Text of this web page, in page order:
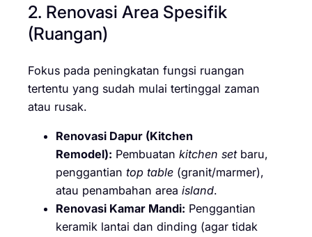
2. Renovasi Area Spesifik
(Ruangan)
Fokus pada peningkatan fungsi ruangan
tertentu yang sudah mulai tertinggal zaman
atau rusak.
Renovasi Dapur (Kitchen
Remodel): Pembuatan kitchen setbaru,
penggantian top table (granit/marmer),
atau penambahan area island.
Renovasi Kamar Mandi: Penggantian
keramik lantai dan dinding (agar tidak